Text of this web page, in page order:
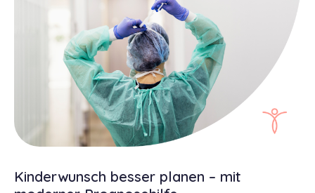
Kinderwunsch besser planen – mit